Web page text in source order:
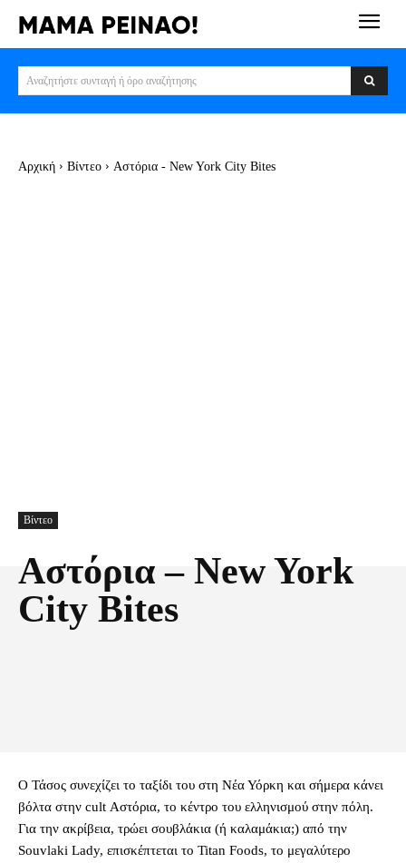
Αναζητήστε συνταγή ή όρο αναζήτησης
Αρχική Βίντεο Αστόρια - New York City Bites
Βίντεο
Αστόρια – New York
City Bites
Ο Τάσος συνεχίζει το ταξίδι του στη Νέα Υόρκη και σήμερα κάνει
βόλτα στην cult Αστόρια, το κέντρο του ελληνισμού στην πόλη.
Για την ακρίβεια, τρώει σουβλάκια (ή καλαμάκια;) από την
Souvlaki Lady, επισκέπτεται το Titan Foods, το μεγαλύτερο